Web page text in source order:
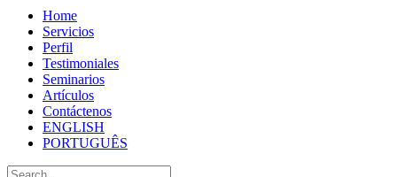
Home
Servicios
Perfil
Testimoniales
Seminarios
Artículos
Contáctenos
ENGLISH
PORTUGUÊS